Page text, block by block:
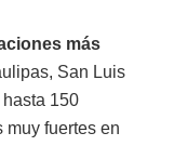
más
San Luis
150
muy fuertes en